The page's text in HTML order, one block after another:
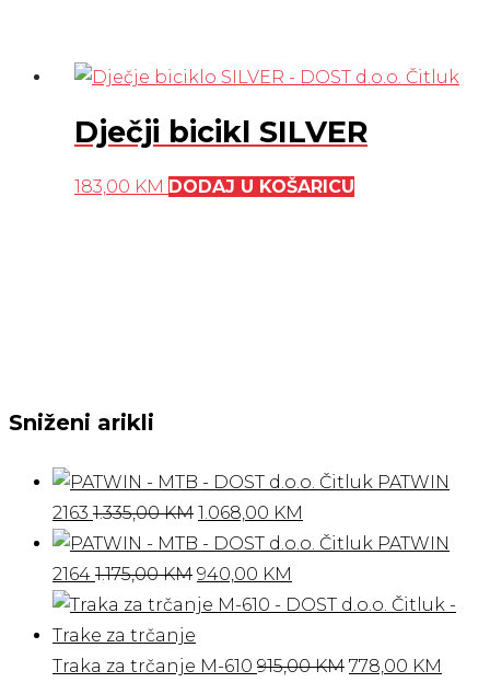
Dječji bicikl SILVER
183,00 KM DODAJ U KOŠARICU
Sniženi arikli
PATWIN
2163 1.335,00KM Izvorna
cijena
bila
je:
1.068,00 KM
cijena
1.068,00 KM.
PATWIN
2164 1.175,00KM Izvorna
cijena
je:
940,00 KM
cijena
940,00 KM.
Traka za trčanje M-610 915,00KM Izvorna
778,00 KM